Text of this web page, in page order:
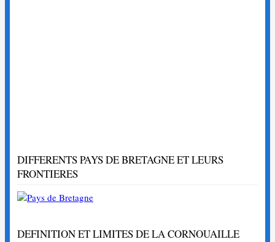
DIFFERENTS PAYS DE BRETAGNE ET LEURS
FRONTIERES
DEFINITION ET LIMITES DE LA CORNOUAILLE